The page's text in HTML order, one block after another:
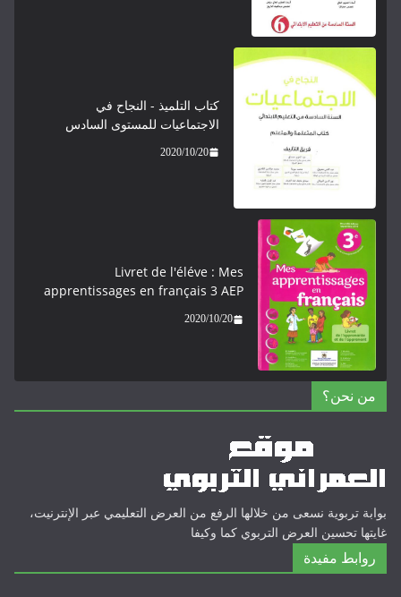
كتاب التلميذ - النجاح في
الاجتماعيات للمستوى السادس
2020/10/20
Livret de l'éléve : Mes
apprentissages en français 3 AEP
2020/10/20
من نحن؟
بوابة تربوية نسعى من خلالها الرفع من العرض التعليمي عبر الإنترنيت،
غايتها تحسين العرض التربوي كما وكيفا
روابط مفيدة